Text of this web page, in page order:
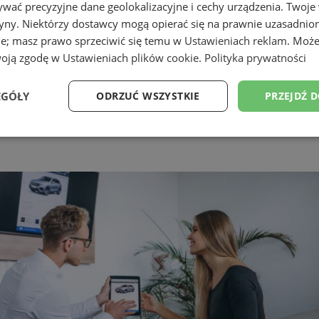
muszą spełnić chorzowianie,
precyzyjne dane geolokalizacyjne i cechy urządzenia.
Niektórzy dostawcy mogą opierać się na prawnie
masz prawo sprzeciwić się temu w Ustawieniach reklam.
zgodę w Ustawieniach plików cookie. Polityka prywatności
PRZEJDŹ
ODRZUĆ WSZYSTKIE
Wydajność Targetowanie Funkcjonalność
Wydajność Funkcjonalność
umożliwiają korzystanie z podstawowych funkcji strony internetowej, takich jak
Bez niezbędnych plików cookie nie można prawidłowo korzystać ze strony internetowej.
Domena
Okres
przechowywania